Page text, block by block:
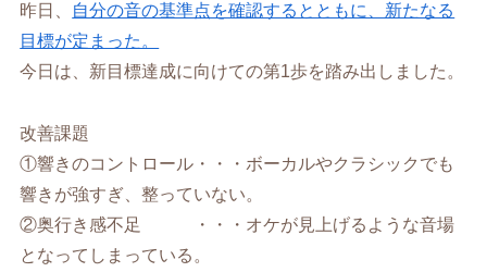
昨日、
自分の音の基準点を確認するとともに、新たなる
目標が定まった。
今日は、新目標達成に向けての第1歩を踏み出しました。
改善課題
①響きのコントロール・・・ボーカルやクラシックでも
響きが強すぎ、整っていない。
②奥行き感不足 ・・・オケが見上げるような音場
となってしまっている。